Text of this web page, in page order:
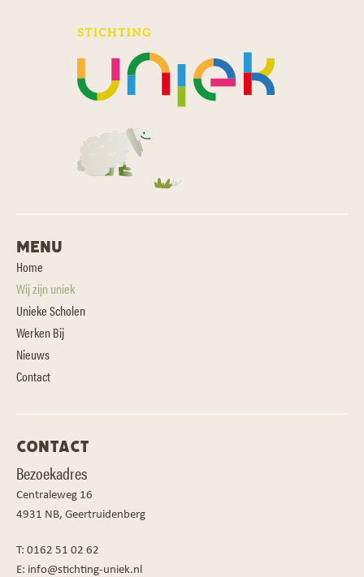
MENU
Home
Wij zijn uniek
Unieke Scholen
Werken Bij
Nieuws
Contact
CONTACT
Bezoekadres
Centraleweg 16
4931 NB, Geertruidenberg
T: 0162 51 02 62
E: info@stichting-uniek.nl